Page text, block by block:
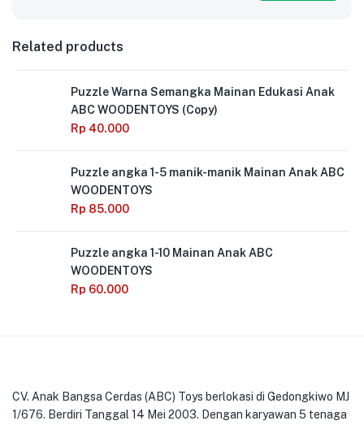
Related products
Puzzle Warna Semangka Mainan Edukasi Anak
ABC WOODENTOYS (Copy)
Rp 40.000
Puzzle angka 1-5 manik-manik Mainan Anak ABC
WOODENTOYS
Rp 85.000
Puzzle angka 1-10 Mainan Anak ABC
WOODENTOYS
Rp 60.000
CV. Anak Bangsa Cerdas (ABC) Toys berlokasi di Gedongkiwo MJ
1/676. Berdiri Tanggal 14 Mei 2003. Dengan karyawan 5 tenaga